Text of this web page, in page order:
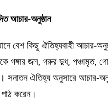
আচার-অনুষ্ঠান
বেশ কিছু ঐতিহ্যবাহী আচার-
গঙ্গার জল, গরুর দুধ, পঞ্চামৃত,
সনাতন ঐতিহ্য অনুসারে আচার-
করেন।